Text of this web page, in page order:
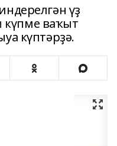
үҙ
ваҡыт
күптәрҙә.